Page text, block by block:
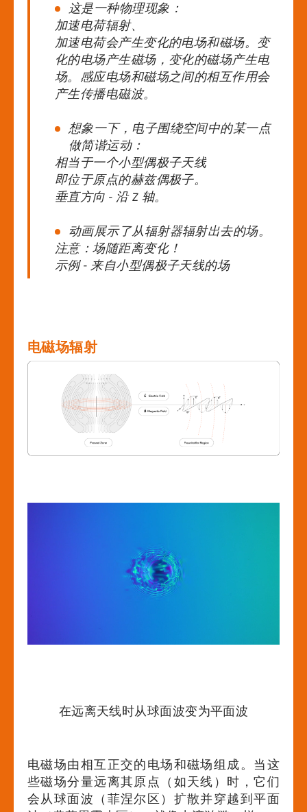
这是一种物理现象：
加速电荷辐射、
加速电荷会产生变化的电场和磁场。变
化的电场产生磁场，变化的磁场产生电
场。感应电场和磁场之间的相互作用会
产生传播电磁波。
想象一下，电子围绕空间中的某一点
做简谐运动：
相当于一个小型偶极子天线
即位于原点的赫兹偶极子。
垂直方向 - 沿 Z 轴。
动画展示了从辐射器辐射出去的场。
注意：场随距离变化！
示例 - 来自小型偶极子天线的场
电磁场辐射
在远离天线时从球面波变为平面波
电磁场由相互正交的电场和磁场组成。当这
些磁场分量远离其原点（如天线）时，它们
会从球面波（菲涅尔区）扩散并穿越到平面